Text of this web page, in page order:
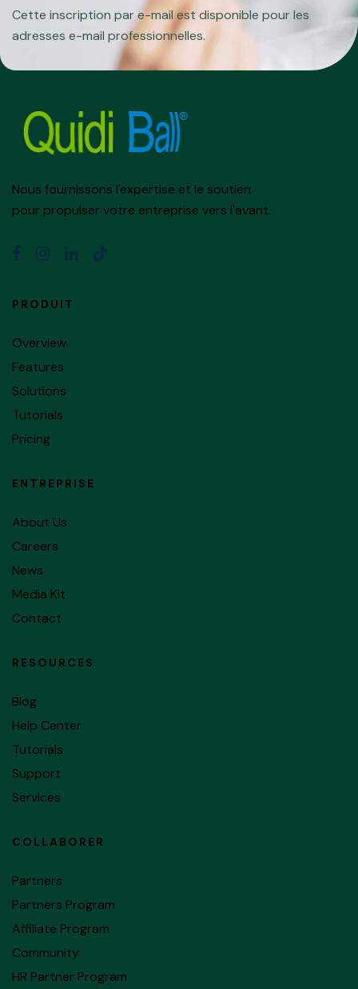
Cette inscription par e-mail est disponible pour les
adresses e-mail professionnelles.
Nous fournissons l'expertise et le soutien
pour propulser votre entreprise vers l'avant.
PRODUIT
Overview
Features
Solutions
Tutorials
Pricing
ENTREPRISE
About Us
Careers
News
Media Kit
Contact
RESOURCES
Blog
Help Center
Tutorials
Support
Services
COLLABORER
Partners
Partners Program
Affiliate Program
Community
HR Partner Program